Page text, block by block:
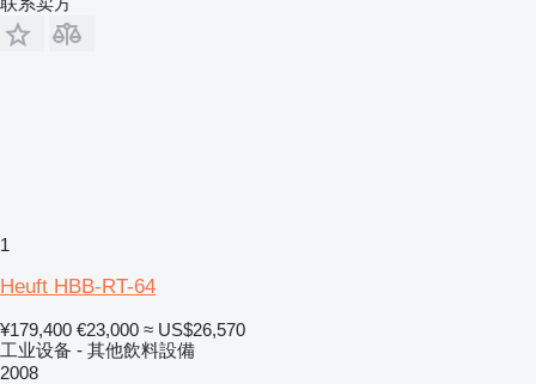
1
Heuft HBB-RT-64
¥179,400 €23,000 ≈ US$26,570
工业设备 - 其他飲料設備
2008